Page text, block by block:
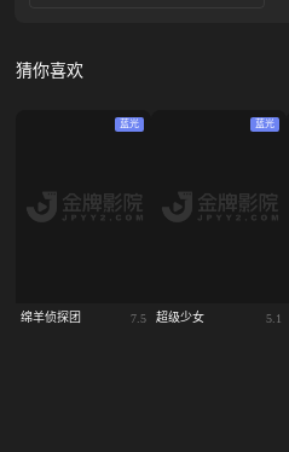
猜你喜欢
蓝光
绵羊侦探团 7.5
蓝光
超级少女 5.1